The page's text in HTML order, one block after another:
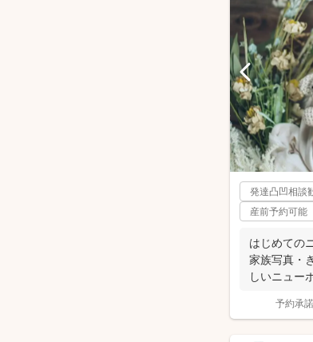
発達凸凹相談
産前予約可能
はじめての
家族写真・
しいニュー
予約承